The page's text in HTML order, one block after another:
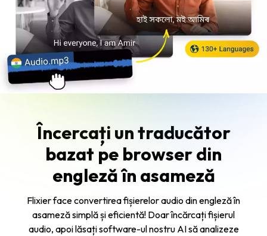
Încercați un traducător
bazat pe browser din
engleză în asameză
Flixier face convertirea fișierelor audio din engleză în
asameză simplă și eficientă! Doar încărcați fișierul
audio, apoi lăsați software-ul nostru AI să analizeze